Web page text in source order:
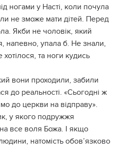
ногами у Насті, коли почула
не зможе мати дітей. Перед
Якби не чоловік, який
напевно, упала б. Не знали,
та ноги кудись
вони проходили, забили
до реальності. «Сьогодні ж
до церкви на відправу».
у якого подружжя
все воля Божа. І якщо
натомість обов’язково